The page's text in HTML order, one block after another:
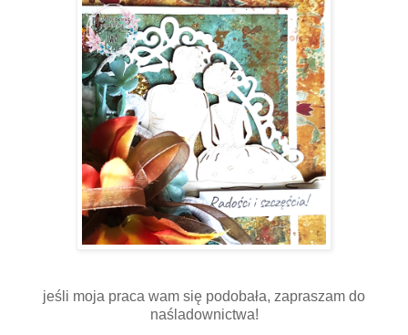
jeśli moja praca wam się podobała, zapraszam do
naśladownictwa!